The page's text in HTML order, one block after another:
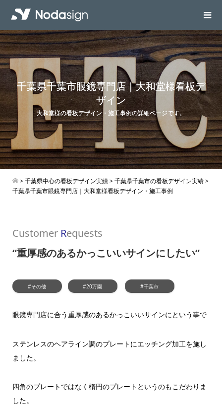
千葉県千葉市眼鏡専門店｜大和堂様看板デ
ザイン
大和堂様の看板デザイン・施工事例の詳細ページです。
>千葉県中心の看板デザイン実績>千葉県千葉市の看板デザイン実績>
千葉県千葉市眼鏡専門店｜大和堂様看板デザイン・施工事例
Customer Requests
“重厚感のあるかっこいいサインにしたい”
#その他 #20万園 #千葉市
眼鏡専門店に合う重厚感のあるかっこいいサインにという事で
ステンレスのヘアライン調のプレートにエッチング加工を施し
ました。
四角のプレートではなく楕円のプレートというのもこだわりま
した。